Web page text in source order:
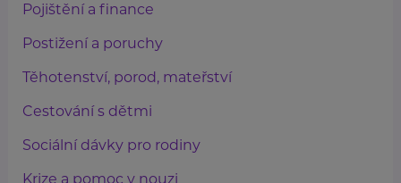
Pojištění a finance
Postižení a poruchy
Těhotenství, porod, mateřství
Cestování s dětmi
Sociální dávky pro rodiny
Krize a pomoc v nouzi